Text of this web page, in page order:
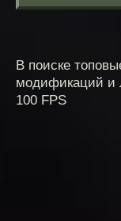
В поиске
модификаций и
100 FPS